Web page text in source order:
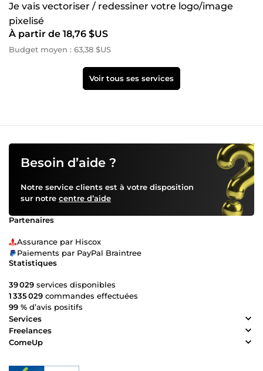
Je vais vectoriser / redessiner votre logo/image
pixelisé
À partir de 18,76 $US
Budget moyen : 63,38 $US
Voir tous ses services
Besoin d’aide ?
Notre service clients est à votre disposition
sur notre centre d’aide
Partenaires
Assurance par Hiscox
Paiements par PayPal Braintree
Statistiques
39 029 services disponibles
1 335 029 commandes effectuées
99 % d’avis positifs
Services
Freelances
ComeUp